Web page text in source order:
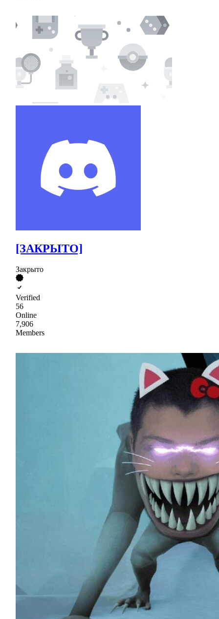
[ЗАКРЫТО]
Закрыто
Verified
56
Online
7,906
Members